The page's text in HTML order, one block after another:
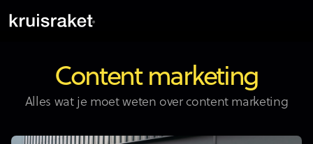
Content marketing
Alles wat je moet weten over content marketing